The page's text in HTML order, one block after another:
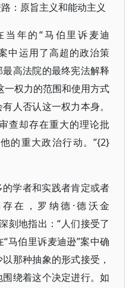
：原旨主义和能动主义
年的“马伯里诉麦迪
中运用了高超的政治策
高法院的最终宪法解释
一权力的范围和使用方式
人否认这一权力本身。
查却存在重大的理论批
的重大政治行动。”{2}
学者和实践者肯定或者
在，罗纳德·德沃金
刻地指出：“人们接受了
马伯里诉麦迪逊”案中确
那种抽象的形式接受，
绕着这个决定进行。如